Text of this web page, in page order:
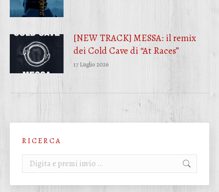
[NEW TRACK] MESSA: il remix
dei Cold Cave di “At Races”
17 Luglio 2026
R I C E R C A
Cerca: